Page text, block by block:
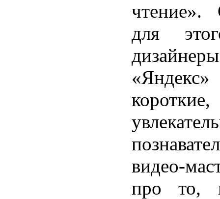
чтение».
для
короткие,
видео-
про то,